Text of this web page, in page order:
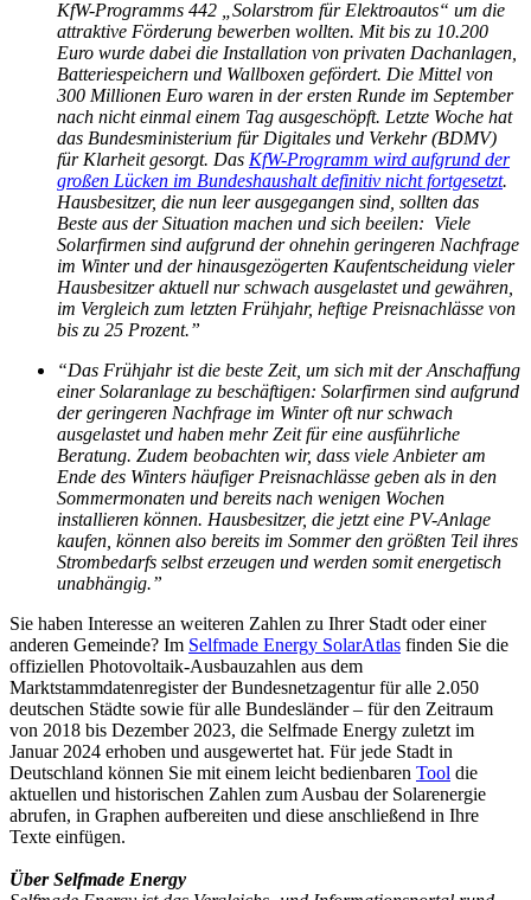
KfW-Programms 442 „Solarstrom für Elektroautos“ um die
attraktive Förderung bewerben wollten. Mit bis zu 10.200
Euro wurde dabei die Installation von privaten Dachanlagen,
Batteriespeichern und Wallboxen gefördert. Die Mittel von
300 Millionen Euro waren in der ersten Runde im September
nach nicht einmal einem Tag ausgeschöpft. Letzte Woche hat
das Bundesministerium für Digitales und Verkehr (BDMV)
für Klarheit gesorgt. Das KfW-Programm wird aufgrund der
großen Lücken im Bundeshaushalt definitiv nicht fortgesetzt.
Hausbesitzer, die nun leer ausgegangen sind, sollten das
Beste aus der Situation machen und sich beeilen: Viele
Solarfirmen sind aufgrund der ohnehin geringeren Nachfrage
im Winter und der hinausgezögerten Kaufentscheidung vieler
Hausbesitzer aktuell nur schwach ausgelastet und gewähren,
im Vergleich zum letzten Frühjahr, heftige Preisnachlässe von
bis zu 25 Prozent.”
“Das Frühjahr ist die beste Zeit, um sich mit der Anschaffung
einer Solaranlage zu beschäftigen: Solarfirmen sind aufgrund
der geringeren Nachfrage im Winter oft nur schwach
ausgelastet und haben mehr Zeit für eine ausführliche
Beratung. Zudem beobachten wir, dass viele Anbieter am
Ende des Winters häufiger Preisnachlässe geben als in den
Sommermonaten und bereits nach wenigen Wochen
installieren können. Hausbesitzer, die jetzt eine PV-Anlage
kaufen, können also bereits im Sommer den größten Teil ihres
Strombedarfs selbst erzeugen und werden somit energetisch
unabhängig.”
Sie haben Interesse an weiteren Zahlen zu Ihrer Stadt oder einer
anderen Gemeinde? Im Selfmade Energy SolarAtlas finden Sie die
offiziellen Photovoltaik-Ausbauzahlen aus dem
Marktstammdatenregister der Bundesnetzagentur für alle 2.050
deutschen Städte sowie für alle Bundesländer – für den Zeitraum
von 2018 bis Dezember 2023, die Selfmade Energy zuletzt im
Januar 2024 erhoben und ausgewertet hat. Für jede Stadt in
Deutschland können Sie mit einem leicht bedienbaren Tool die
aktuellen und historischen Zahlen zum Ausbau der Solarenergie
abrufen, in Graphen aufbereiten und diese anschließend in Ihre
Texte einfügen.
Über Selfmade Energy